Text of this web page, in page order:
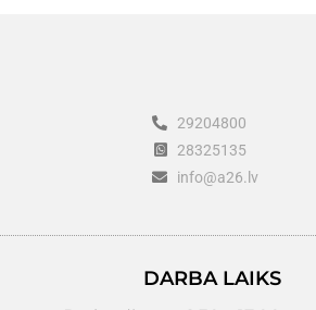
29204800
28325135
info@a26.lv
DARBA LAIKS